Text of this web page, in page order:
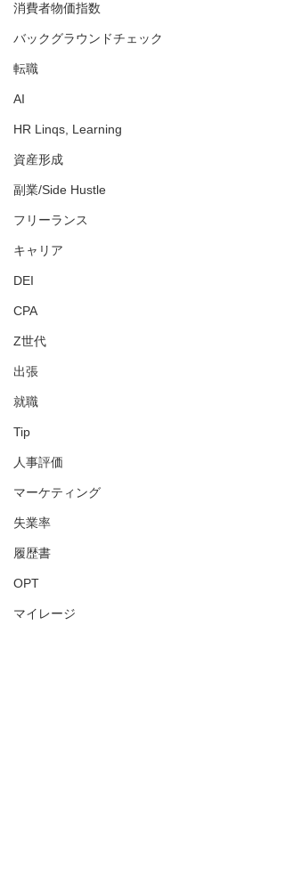
消費者物価指数
バックグラウンドチェック
転職
AI
HR Linqs, Learning
資産形成
副業/Side Hustle
フリーランス
キャリア
DEI
CPA
Z世代
出張
就職
Tip
人事評価
マーケティング
失業率
履歴書
OPT
マイレージ